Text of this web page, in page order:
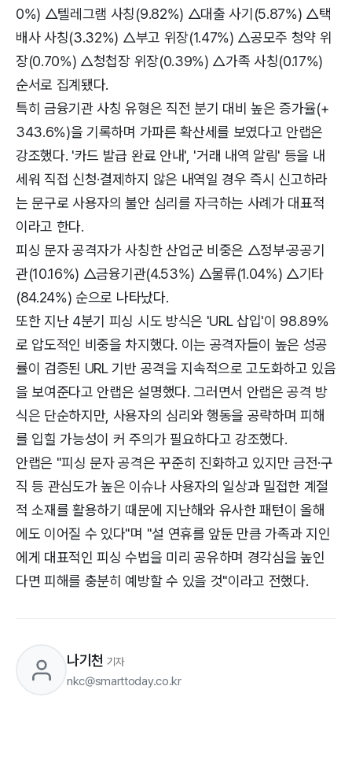
0%) △텔레그램 사칭(9.82%) △대출 사기(5.87%) △택
배사 사칭(3.32%) △부고 위장(1.47%) △공모주 청약 위
장(0.70%) △청첩장 위장(0.39%) △가족 사칭(0.17%)
순서로 집계됐다.
특히 금융기관 사칭 유형은 직전 분기 대비 높은 증가율(+
343.6%)을 기록하며 가파른 확산세를 보였다고 안랩은
강조했다. '카드 발급 완료 안내', '거래 내역 알림' 등을 내
세워 직접 신청·결제하지 않은 내역일 경우 즉시 신고하라
는 문구로 사용자의 불안 심리를 자극하는 사례가 대표적
이라고 한다.
피싱 문자 공격자가 사칭한 산업군 비중은 △정부·공공기
관(10.16%) △금융기관(4.53%) △물류(1.04%) △기타
(84.24%) 순으로 나타났다.
또한 지난 4분기 피싱 시도 방식은 'URL 삽입'이 98.89%
로 압도적인 비중을 차지했다. 이는 공격자들이 높은 성공
률이 검증된 URL 기반 공격을 지속적으로 고도화하고 있음
을 보여준다고 안랩은 설명했다. 그러면서 안랩은 공격 방
식은 단순하지만, 사용자의 심리와 행동을 공략하며 피해
를 입힐 가능성이 커 주의가 필요하다고 강조했다.
안랩은 "피싱 문자 공격은 꾸준히 진화하고 있지만 금전·구
직 등 관심도가 높은 이슈나 사용자의 일상과 밀접한 계절
적 소재를 활용하기 때문에 지난해와 유사한 패턴이 올해
에도 이어질 수 있다"며 "설 연휴를 앞둔 만큼 가족과 지인
에게 대표적인 피싱 수법을 미리 공유하며 경각심을 높인
다면 피해를 충분히 예방할 수 있을 것"이라고 전했다.
나기천 기자
nkc@smarttoday.co.kr